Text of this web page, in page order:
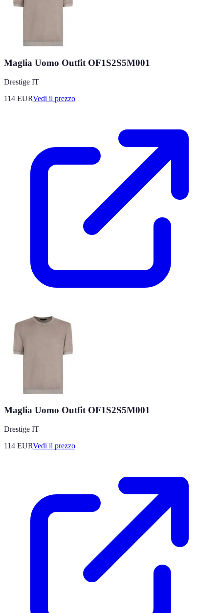
Maglia Uomo Outfit OF1S2S5M001
Drestige IT
114 EURVedi il prezzo
Maglia Uomo Outfit OF1S2S5M001
Drestige IT
114 EURVedi il prezzo